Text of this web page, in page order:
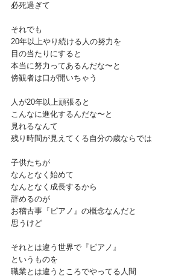
必死過ぎて
それでも
20年以上やり続ける人の努力を
目の当たりにすると
本当に努力ってあるんだな〜と
傍観者は口が開いちゃう
人が20年以上頑張ると
こんなに進化するんだな〜と
見れるなんて
残り時間が見えてくる自分の歳ならでは
子供たちが
なんとなく始めて
なんとなく成長するから
辞めるのが
お稽古事『ピアノ』の概念なんだと
思うけど
それとは違う世界で『ピアノ』
というものを
職業とは違うところでやってる人間